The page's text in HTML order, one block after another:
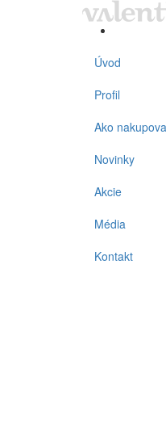
Úvod
Profil
Ako
Novinky
Akcie
Média
Kontakt